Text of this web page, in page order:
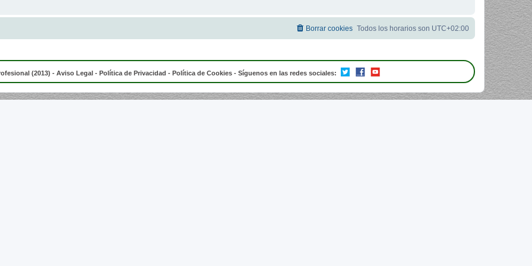
Todos los horarios son UTC+02:00
Borrar cookies
(2013) - Aviso Legal - Política de Privacidad - Política de Cookies - Síguenos en las redes sociales: